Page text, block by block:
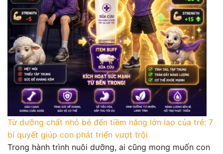
Từ dưỡng chất nhỏ bé đến tiềm năng lớn lao của trẻ: 7
bí quyết giúp con phát triển vượt trội
Trong hành trình nuôi dưỡng, ai cũng mong muốn con